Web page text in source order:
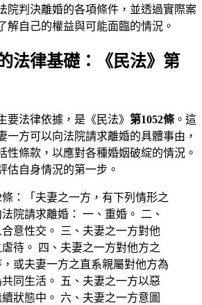
院判決離婚的各項條件，並透過實際案
解自己的權益與可能面臨的情況。
法律基礎：《民法》第
要法律依據，是《民法》 第1052條 。這
一方可以向法院請求離婚的具體事由，
性條款，以應對各種婚姻破綻的情況。
估自身情況的第一步。
條：「夫妻之一方，有下列情形之
院請求離婚： 一、重婚。 二、
意性交。 三、夫妻之一方對他
待。 四、夫妻之一方對他方之
或夫妻一方之直系親屬對他方為
同生活。 五、夫妻之一方以惡
狀態中。 六、夫妻之一方意圖